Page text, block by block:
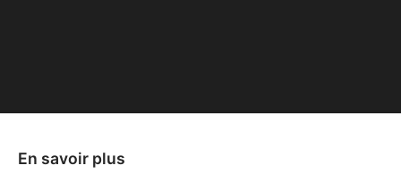
En savoir plus